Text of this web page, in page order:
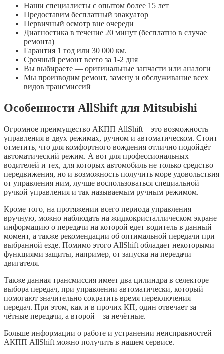
Наши специалисты с опытом более 15 лет
Предоставим бесплатный эвакуатор
Первичный осмотр вне очереди
Диагностика в течение 20 минут (бесплатно в случае
ремонта)
Гарантия 1 год или 30 000 км.
Срочный ремонт всего за 1-2 дня
Вы выбираете — оригинальные запчасти или аналоги
Мы производим ремонт, замену и обслуживание всех
видов трансмиссий
Особенности AllShift для Mitsubishi
Огромное преимущество АКПП AllShift – это возможность
управления в двух режимах, ручном и автоматическом. Стоит
отметить, что для комфортного вождения отлично подойдёт
автоматический режим. А вот для профессиональных
водителей и тех, для которых автомобиль не только средство
передвижения, но и возможность получить море удовольствия
от управления ним, лучше воспользоваться специальной
ручкой управления и так называемым ручным режимом.
Кроме того, на протяжении всего периода управления
вручную, можно наблюдать на жидкокристаллическом экране
информацию о передачи на которой едет водитель в данный
момент, а также рекомендации об оптимальной передачи при
выбранной езде. Помимо этого AllShift обладает некоторыми
функциями защиты, например, от запуска на передачи
двигателя.
Также данная трансмиссия имеет два цилиндра в селекторе
выбора передач, при управлении автоматически, который
помогают значительно сократить время переключения
передач. При этом, как и в прочих КП, один отвечает за
чётные передачи, а второй – за нечётные.
Больше информации о работе и устранении неисправностей
АКПП AllShift можно получить в нашем сервисе.